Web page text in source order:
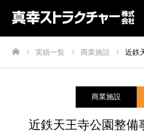
実績一覧 商業施設 近鉄
商業施設
近鉄天王寺公園整備